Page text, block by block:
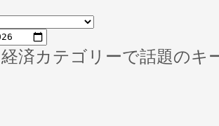
済カテゴリーで話題のキ